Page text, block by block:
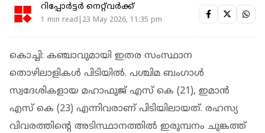
റിപ്പോർട്ടർ നെറ്റ്‌വര്‍ക്ക്‌
1 min read|23 May 2026, 11:35 pm
കൊച്ചി: കഞ്ചാവുമായി ഇതര സംസ്ഥാന
തൊഴിലാളികള്‍ പിടിയില്‍. പശ്ചിമ ബംഗാള്‍
സ്വദേശികളായ മഹാഫുജ് എസ് കെ (21), ഇമാന്‍
എസ് കെ (23) എന്നിവരാണ് പിടിയിലായത്. രഹസ്യ
വിവരത്തിൻ്റെ അടിസ്ഥാനത്തിൽ ഇരുമ്പനം ചുങ്കത്ത്